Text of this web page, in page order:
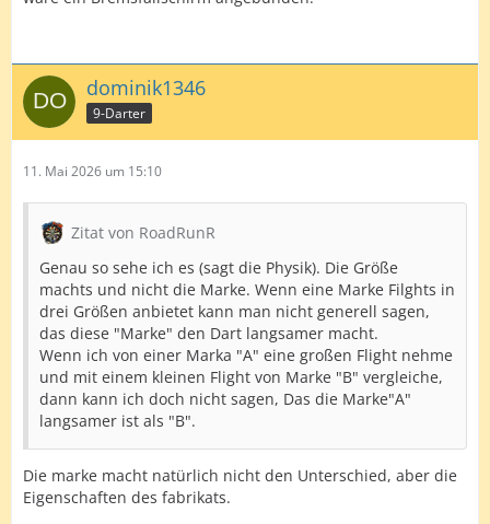
dominik1346
9-Darter
11. Mai 2026 um 15:10
Zitat von RoadRunR
Genau so sehe ich es (sagt die Physik). Die Größe
machts und nicht die Marke. Wenn eine Marke Filghts in
drei Größen anbietet kann man nicht generell sagen,
das diese "Marke" den Dart langsamer macht.
Wenn ich von einer Marka "A" eine großen Flight nehme
und mit einem kleinen Flight von Marke "B" vergleiche,
dann kann ich doch nicht sagen, Das die Marke"A"
langsamer ist als "B".
Die marke macht natürlich nicht den Unterschied, aber die
Eigenschaften des fabrikats.